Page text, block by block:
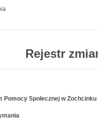
Rejestr
Pomocy Społecznej w Zochcinku